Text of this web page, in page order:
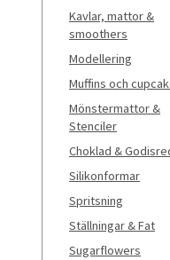
Kavlar, mattor &
smoothers
Modellering
Muffins och
Mönstermattor &
Stenciler
Choklad &
Silikonformar
Spritsning
Ställningar & Fat
Sugarflowers